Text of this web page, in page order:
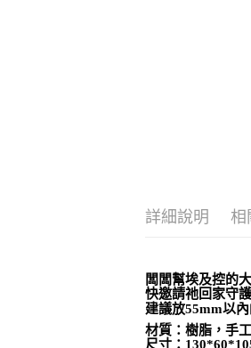
詳細說明 相
闆闆幫埃及控的
快邀請祂回家守
建議放55mm以內
材質：樹脂，手
尺寸：